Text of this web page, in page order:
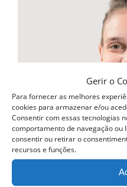
Gerir o
Para fornecer as melhores
cookies para armazenar e/ou
Consentir com essas tecnologias
comportamento de navegação ou
consentir ou retirar o
recursos e funções.
be
chosen
on
the